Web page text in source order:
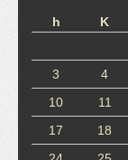
h
K
3
4
10
11
17
18